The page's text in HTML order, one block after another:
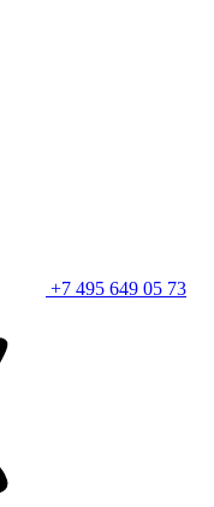
+7 495 649 05 73